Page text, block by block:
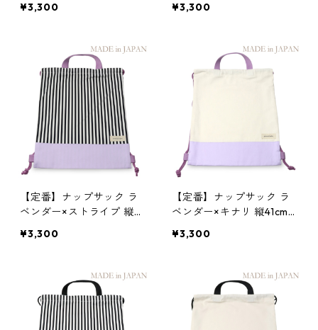
¥3,300 ¥3,300
【定番】ナップサック ラ
ベンダー×ストライプ 縦41
¥3,300
【定番】ナップサック ラ
ベンダー×キナリ 縦41cm×
¥3,300